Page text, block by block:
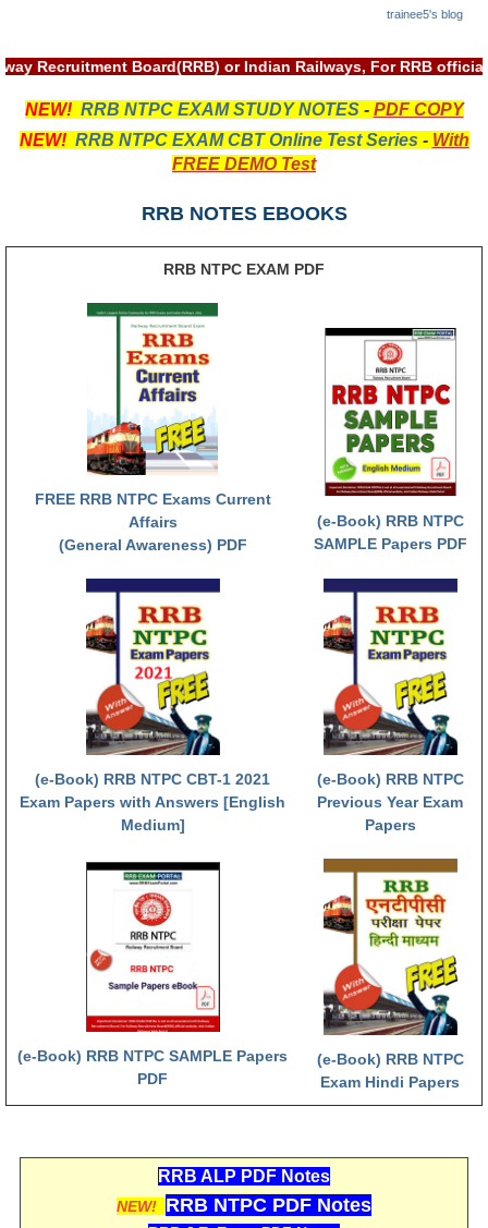
trainee5's blog
with Railway Recruitment Board(RRB) or Indian Railways, For
NEW! RRB NTPC EXAM STUDY NOTES- PDF COPY
NEW! RRB NTPC EXAM CBT Online Test Series - With
FREE DEMO Test
RRB NOTES EBOOKS
RRB NTPC EXAM PDF
FREE RRB NTPC Exams Current
Affairs
(General Awareness) PDF
(e-Book) RRB NTPC
SAMPLE Papers PDF
(e-Book) RRB NTPC CBT-1 2021
Exam Papers with Answers [English
Medium]
(e-Book) RRB NTPC
Previous Year Exam
Papers
(e-Book) RRB NTPC SAMPLE Papers
PDF
(e-Book) RRB NTPC
Exam Hindi Papers
RRB ALP PDF Notes
NEW! RRB NTPC PDF Notes